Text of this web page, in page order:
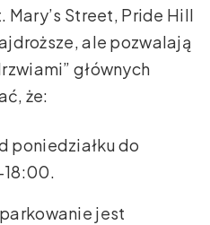
Street, Pride Hill
ale pozwalają
głównych
że:
poniedziałku do
jest